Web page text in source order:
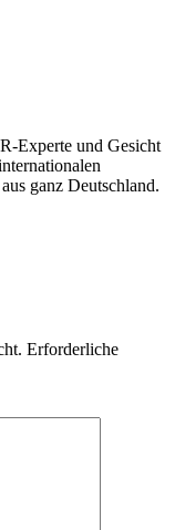
Experte und Gesicht
ganz Deutschland.
Erforderliche